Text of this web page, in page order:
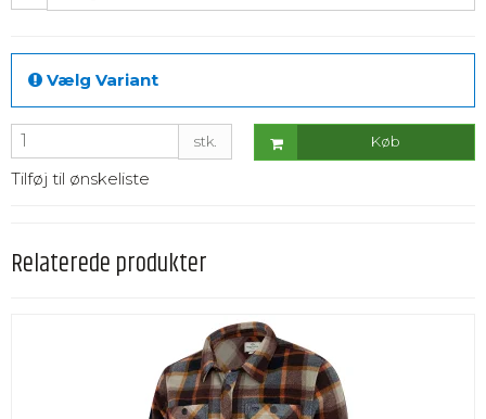
Vælg Variant
stk. Køb
Tilføj til ønskeliste
Relaterede produkter